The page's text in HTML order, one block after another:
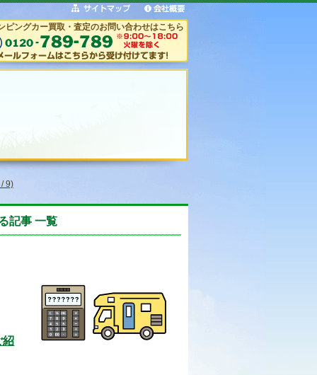
ピングカー買取・査定のお問い合わせはこちら
9)
記事 一覧
紹